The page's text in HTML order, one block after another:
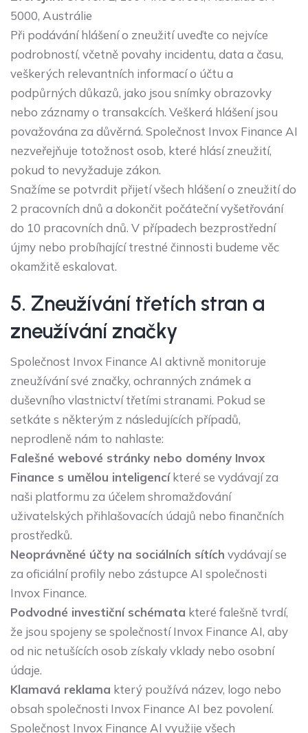
5000, Austrálie
Při podávání hlášení o zneužití uveďte co nejvíce
podrobností, včetně povahy incidentu, data a času,
veškerých relevantních informací o účtu a
podpůrných důkazů, jako jsou snímky obrazovky
nebo záznamy o transakcích. Veškerá hlášení jsou
považována za důvěrná. Společnost Invox Finance AI
nezveřejňuje totožnost osob, které hlásí zneužití,
pokud to nevyžaduje zákon.
Snažíme se potvrdit přijetí všech hlášení o zneužití do
2 pracovních dnů a dokončit počáteční vyšetřování
do 10 pracovních dnů. V případech bezprostřední
újmy nebo probíhající trestné činnosti budeme věc
okamžitě eskalovat.
5. Zneužívání třetích stran a
zneužívání značky
Společnost Invox Finance AI aktivně monitoruje
zneužívání své značky, ochranných známek a
duševního vlastnictví třetími stranami. Pokud se
setkáte s některým z následujících případů,
neprodleně nám to nahlaste:
Falešné webové stránky nebo domény Invox
Finance s umělou inteligencíkteré se vydávají za
naši platformu za účelem shromažďování
uživatelských přihlašovacích údajů nebo finančních
prostředků.
Neoprávněné účty na sociálních sítích vydávají se
za oficiální profily nebo zástupce AI společnosti
Invox Finance.
Podvodné investiční schémata které falešně tvrdí,
že jsou spojeny se společností Invox Finance AI, aby
od nic netušících osob získaly vklady nebo osobní
údaje.
Klamavá reklama který používá název, logo nebo
obsah společnosti Invox Finance AI bez povolení.
Společnost Invox Finance AI využije všech